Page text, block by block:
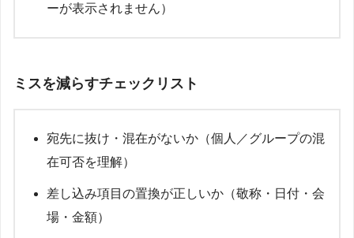
ーが表示されません）
ミスを減らすチェックリスト
宛先に抜け・混在がないか（個人／グループの混
在可否を理解）
差し込み項目の置換が正しいか（敬称・日付・会
場・金額）